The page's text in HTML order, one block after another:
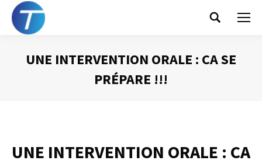
Search:
UNE INTERVENTION ORALE : CA SE
PRÉPARE !!!
UNE INTERVENTION ORALE : CA